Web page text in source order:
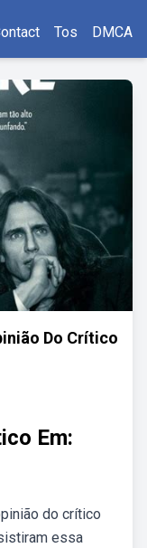
Tos DMCA
Do Crítico
Em:
do crítico
essa